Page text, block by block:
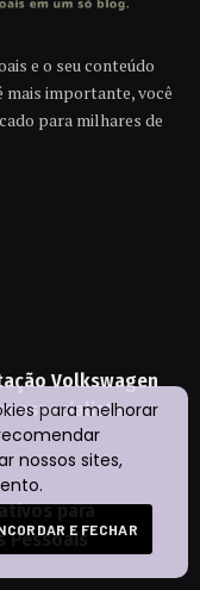
e o seu conteúdo
mais importante, você
para milhares de
Volkswagen
especialista
para
Pessoais
para melhorar
nossos sites,
E FECHAR